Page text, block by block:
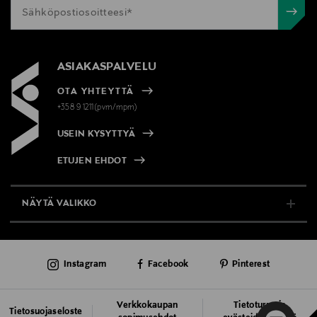
ASIAKASPALVELU
OTA YHTEYTTÄ
+358 9 1211(pvm/mpm)
USEIN KYSYTTYÄ
ETUJEN EHDOT
NÄYTÄ VALIKKO
AJANKOHTAISTA
Tietosuojaseloste
Verkkokaupan
Tietoturva ja
Instagram Facebook Pinterest